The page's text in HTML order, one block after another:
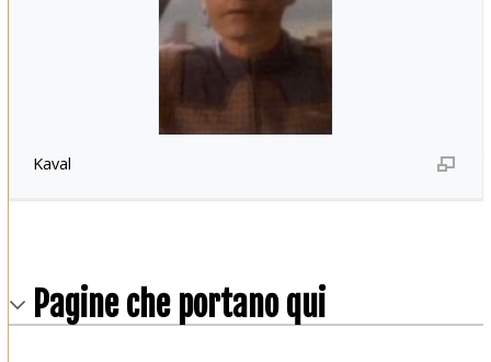
Kaval
Pagine che portano qui